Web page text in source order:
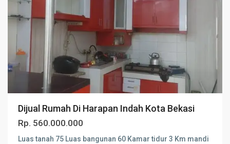
Dijual Rumah Di Harapan Indah Kota Bekasi
Rp. 560.000.000
Luas tanah 75 Luas bangunan 60 Kamar tidur 3 Km mandi